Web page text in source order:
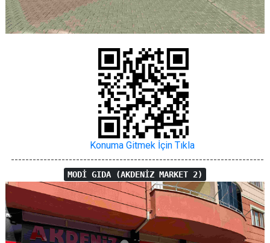
Konuma Gitmek İçin Tıkla
----------------------------------------------------------------------
MODİ GIDA (AKDENİZ MARKET 2)